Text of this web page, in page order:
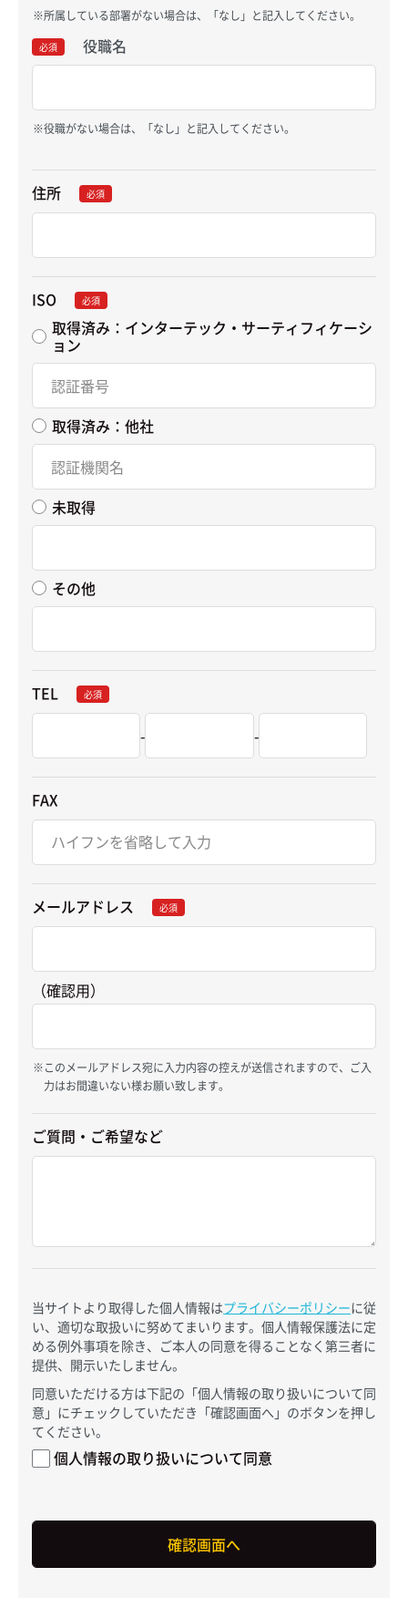
所属している部署がない場合は、「なし」と記入してください。
必須 役職名
役職がない場合は、「なし」と記入してください。
住所 必須
ISO 必須
取得済み：インターテック・サーティフィケーシ
ョン
取得済み：他社
未取得
その他
TEL 必須
- -
FAX
メールアドレス 必須
（確認用）
このメールアドレス宛に入力内容の控えが送信されますので、ご入
力はお間違いない様お願い致します。
ご質問・ご希望など
当サイトより取得した個人情報はプライバシーポリシーに従
い、適切な取扱いに努めてまいります。個人情報保護法に定
める例外事項を除き、ご本人の同意を得ることなく第三者に
提供、開示いたしません。
同意いただける方は下記の「個人情報の取り扱いについて同
意」にチェックしていただき「確認画面へ」のボタンを押し
てください。
個人情報の取り扱いについて同意